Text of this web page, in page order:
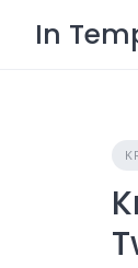
In